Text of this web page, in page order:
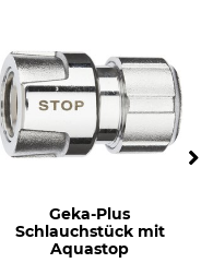
Geka-Plus
Schlauchstück mit
Aquastop